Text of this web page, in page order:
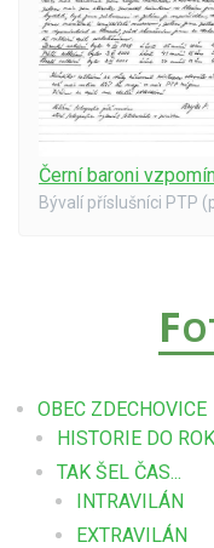
F
OBEC ZDECHOVICE
HISTORIE DO
TAK ŠEL ČAS...
INTRAVILÁN
EXTRAVILÁN